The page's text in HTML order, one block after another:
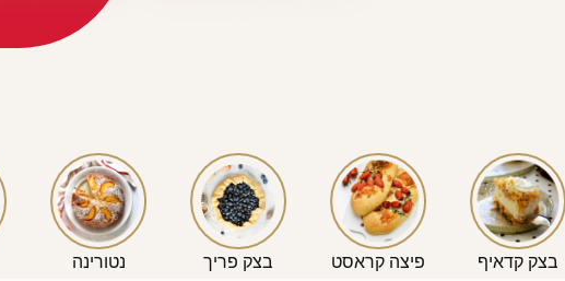
בצק קדאיף פיצה קראסט בצק פריך נטורינה